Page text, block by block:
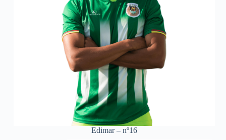
Edimar – nº16